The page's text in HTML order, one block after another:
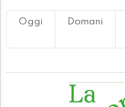
Oggi Domani